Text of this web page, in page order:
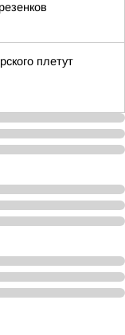
плетут